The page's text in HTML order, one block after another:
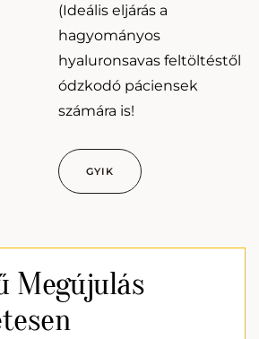
(Ideális eljárás a
hagyományos
hyaluronsavas feltöltéstől
ódzkodó páciensek
számára is!
GYIK
Megújulás